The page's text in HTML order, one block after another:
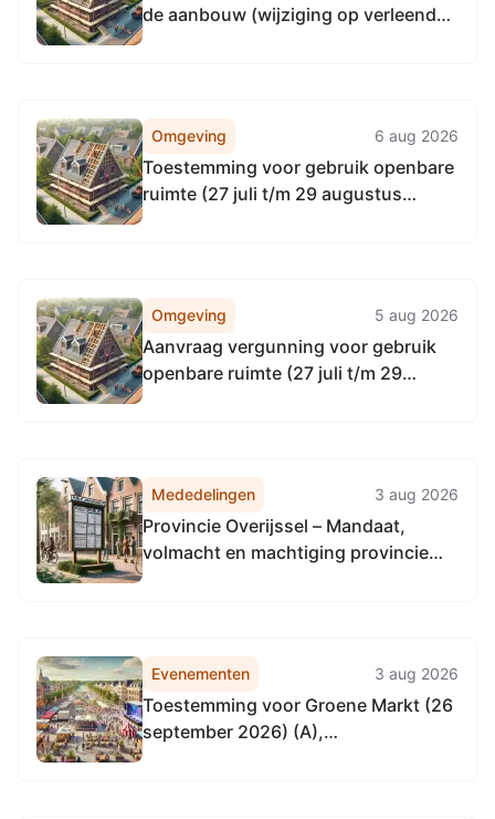
de aanbouw (wijziging op verleende
Omgeving 6 aug 2026
Toestemming voor gebruik openbare
ruimte (27 juli t/m 29 augustus
Omgeving 5 aug 2026
Aanvraag vergunning voor gebruik
openbare ruimte (27 juli t/m 29
Mededelingen 3 aug 2026
Provincie Overijssel – Mandaat,
volmacht en machtiging provincie
Evenementen 3 aug 2026
Toestemming voor Groene Markt (26
september 2026) (A),